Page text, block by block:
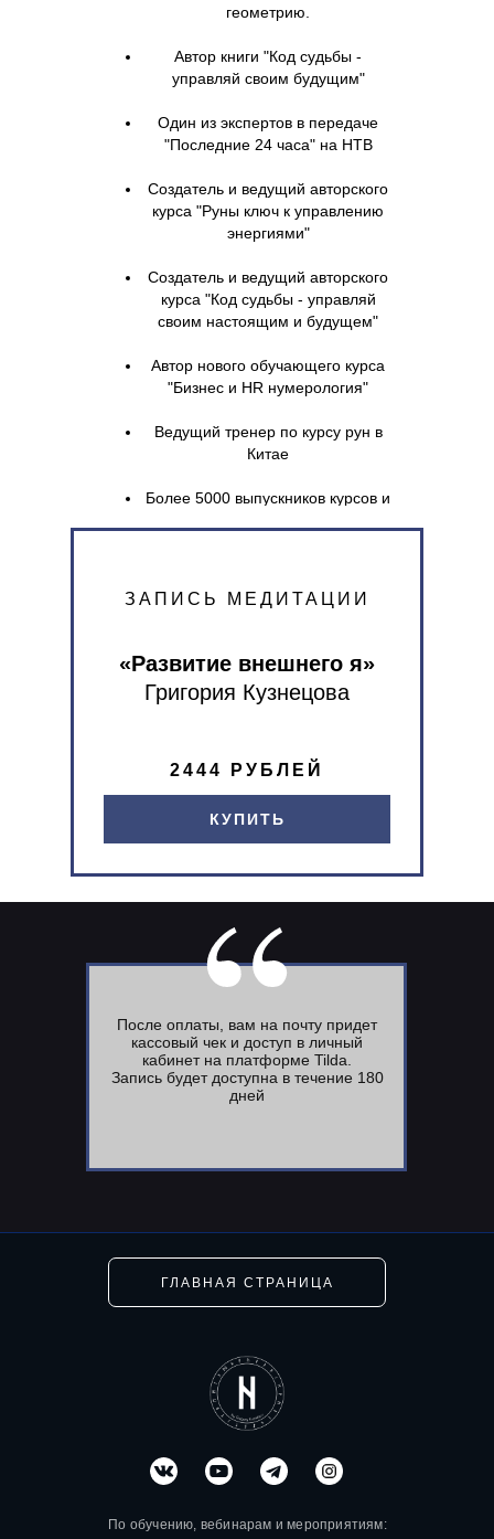
геометрию.
Автор книги "Код судьбы -
управляй своим будущим"
Один из экспертов в передаче
"Последние 24 часа" на НТВ
Создатель и ведущий авторского
курса "Руны ключ к управлению
энергиями"
Создатель и ведущий авторского
курса "Код судьбы - управляй
своим настоящим и будущем"
Автор нового обучающего курса
"Бизнес и HR нумерология"
Ведущий тренер по курсу рун в
Китае
Более 5000 выпускников курсов и
ЗАПИСЬ МЕДИТАЦИИ
«Развитие внешнего я»
Григория Кузнецова
КУПИТЬ
2444 РУБЛЕЙ
После оплаты, вам на почту придет
кассовый чек и доступ в личный
кабинет на платформе Tilda.
Запись будет доступна в течение 180
дней
ГЛАВНАЯ СТРАНИЦА
По обучению, вебинарам и мероприятиям: